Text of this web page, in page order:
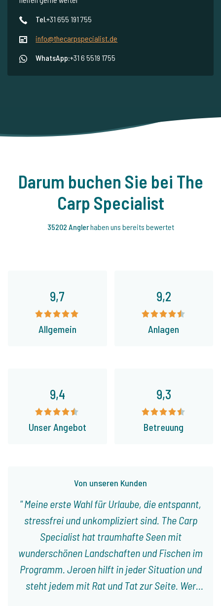
Tel.+31 655 191 755
info@thecarpspecialist.de
WhatsApp:+31 6 5519 1755
Darum buchen Sie bei The
Carp Specialist
35202 Anglerhaben uns bereits bewertet
9,7
Allgemein
9,2
Anlagen
Von unseren Kunden
Meine erste Wahl für Urlaube, die entspannt,
stressfrei und unkompliziert sind. The Carp
Specialist hat traumhafte Seen mit
wunderschönen Landschaften und Fischen im
Programm. Jeroen hilft in jeder Situation und
steht jedem mit Rat und Tat zur Seite. Wer
9,4
Unser Angebot
9,3
Betreuung